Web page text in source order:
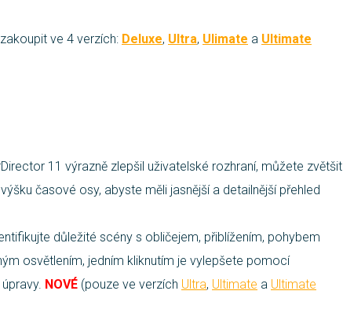
ve 4 verzích: Deluxe, Ultra, Ulimate a Ultimate
11 výrazně zlepšil uživatelské rozhraní, můžete zvětšit
časové osy, abyste měli jasnější a detailnější přehled
důležité scény s obličejem, přiblížením, pohybem
osvětlením, jedním kliknutím je vylepšete pomocí
NOVÉ (pouze ve verzích Ultra, Ultimate a Ultimate